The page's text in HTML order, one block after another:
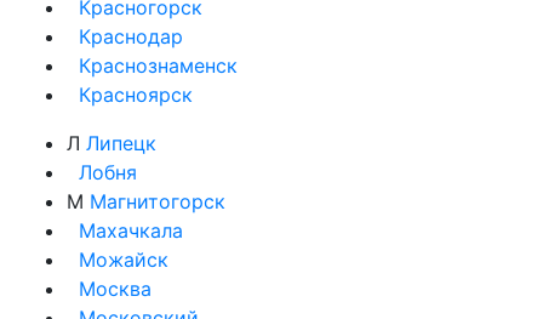
Красногорск
Краснодар
Краснознаменск
Красноярск
Л Липецк
Лобня
М Магнитогорск
Махачкала
Можайск
Москва